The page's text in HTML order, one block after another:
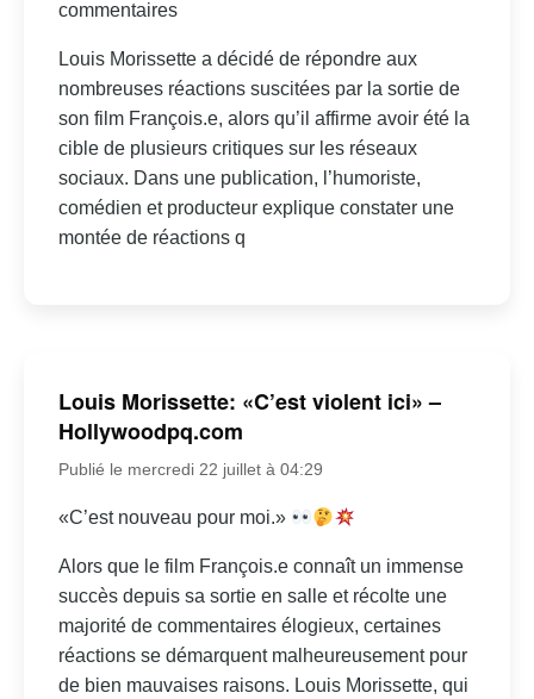
commentaires
Louis Morissette a décidé de répondre aux
nombreuses réactions suscitées par la sortie de
son film François.e, alors qu’il affirme avoir été la
cible de plusieurs critiques sur les réseaux
sociaux. Dans une publication, l’humoriste,
comédien et producteur explique constater une
montée de réactions q
Louis Morissette: «C’est violent ici» –
Hollywoodpq.com
Publié le mercredi 22 juillet à 04:29
«C’est nouveau pour moi.»
Alors que le film François.e connaît un immense
succès depuis sa sortie en salle et récolte une
majorité de commentaires élogieux, certaines
réactions se démarquent malheureusement pour
de bien mauvaises raisons. Louis Morissette, qui